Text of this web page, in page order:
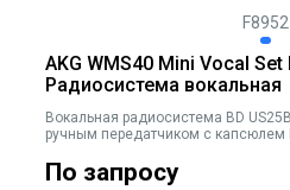
F8952
AKG WMS40 Mini Vocal Set
Радиосистема вокальная
Вокальная радиосистема BD
ручным передатчиком с капсюлем
По запросу